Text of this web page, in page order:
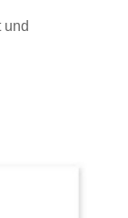
und